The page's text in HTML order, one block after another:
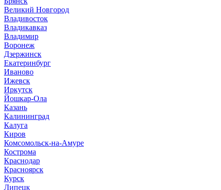
Великий Новгород
Владивосток
Владикавказ
Владимир
Воронеж
Дзержинск
Екатеринбург
Иваново
Ижевск
Иркутск
Йошкар-Ола
Казань
Калининград
Калуга
Киров
Комсомольск-на-Амуре
Кострома
Краснодар
Красноярск
Курск
Липецк